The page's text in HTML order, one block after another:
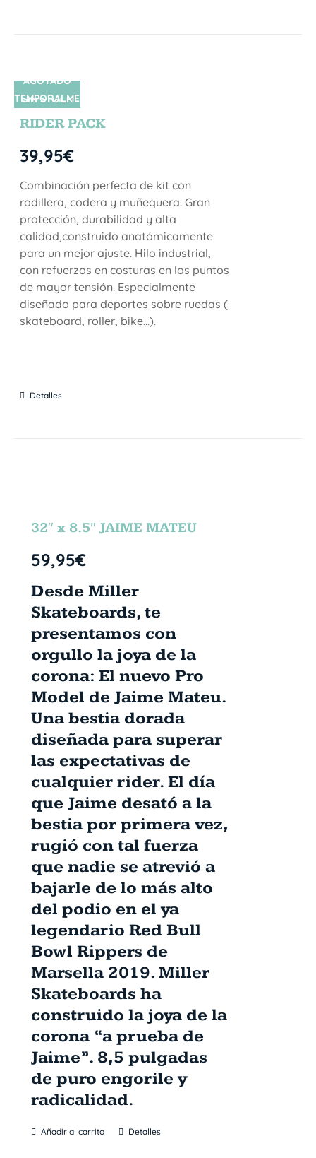
SIN STOCK
AGOTADO
TEMPORALME
NTE
RIDER PACK
39,95€
Combinación perfecta de kit con
rodillera, codera y muñequera. Gran
protección, durabilidad y alta
calidad,construido anatómicamente
para un mejor ajuste. Hilo industrial,
con refuerzos en costuras en los puntos
de mayor tensión. Especialmente
diseñado para deportes sobre ruedas (
skateboard, roller, bike...).
Detalles
32″ x 8.5″ JAIME MATEU
59,95€
Desde Miller
Skateboards, te
presentamos con
orgullo la joya de la
corona: El nuevo Pro
Model de Jaime Mateu.
Una bestia dorada
diseñada para superar
las expectativas de
cualquier rider. El día
que Jaime desató a la
bestia por primera vez,
rugió con tal fuerza
que nadie se atrevió a
bajarle de lo más alto
del podio en el ya
legendario Red Bull
Bowl Rippers de
Marsella 2019. Miller
Skateboards ha
construido la joya de la
corona “a prueba de
Jaime”. 8,5 pulgadas
de puro engorile y
radicalidad.
Añadir al carrito Detalles